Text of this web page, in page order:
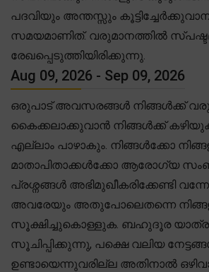
പദവിയും അന്തസ്സും
സമയമാണിത്. വരുമാനത്തിൽ
രേഖപ്പെടുത്തിയിരിക്കുന്നു.
Aug 09, 2026 - Sep 09, 2026
ഒരുപാട് അവസരങ്ങൾ നിങ്ങൾക്ക്
കൈക്കലാക്കുവാൻ നിങ്ങൾക്ക്
എല്ലാം പാഴാകും. നിങ്ങൾക്കോ
മാതാപിതാക്കൾക്കോ ആരോഗ്യ
പ്രശ്നങ്ങൾ അഭിമുഖീകരിക്കേണ്ടി
അവരേയും അതുപോലെതന്നെ
സൂക്ഷിച്ചുകൊള്ളുക. ബഹുദൂര
സൂചിപ്പിക്കുന്നു, പക്ഷെ വലിയ
ഉണ്ടായെന്നുവരില്ല അതിനാൽ